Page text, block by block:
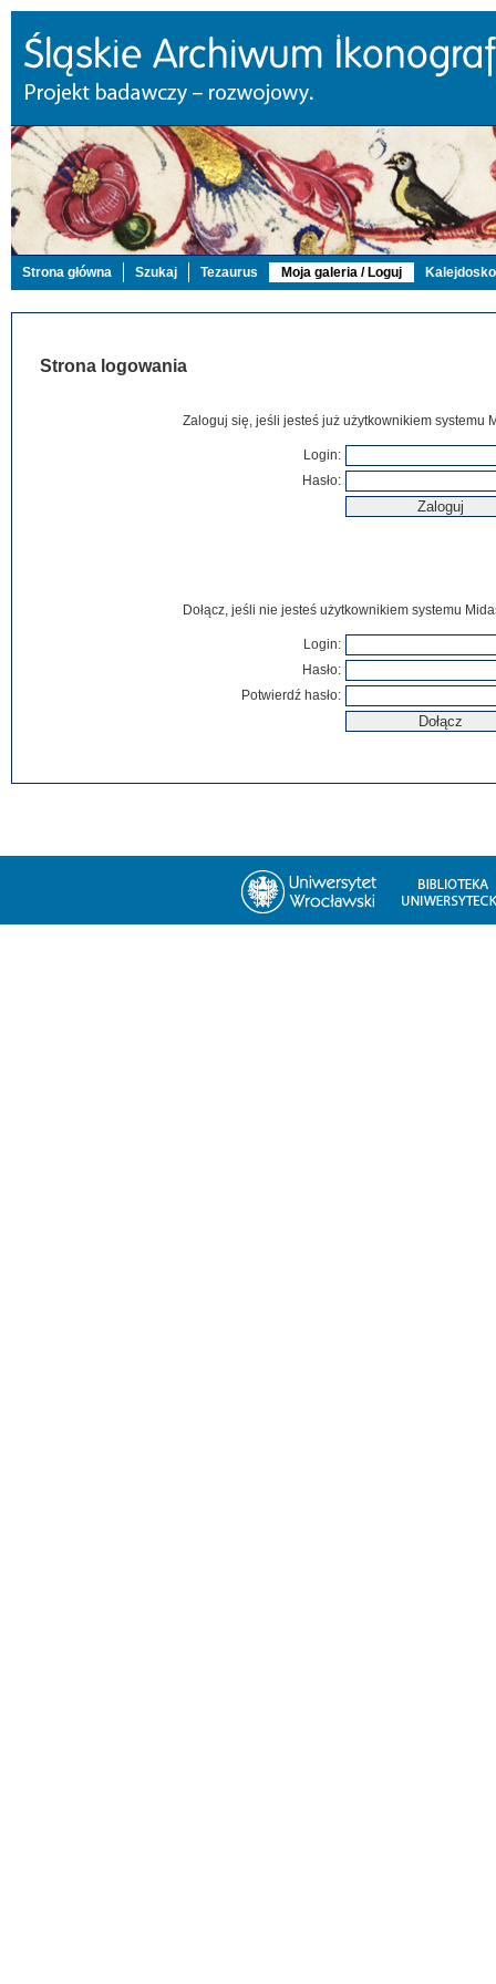
Strona główna Szukaj Tezaurus Moja galeria / Loguj
Strona logowania
Zaloguj się, jeśli jesteś już użytkownikiem systemu
Login:
Hasło:
Dołącz, jeśli nie jesteś użytkownikiem systemu
Login:
Hasło:
Potwierdź hasło: